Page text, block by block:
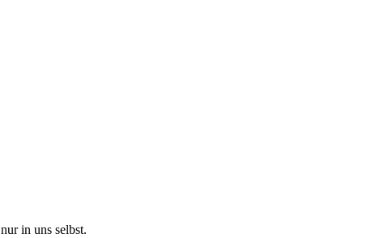
in uns selbst.